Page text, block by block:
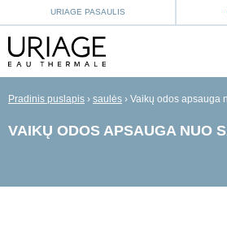
URIAGE PASAULIS
Pradinis puslapis › saulės › Vaikų odos apsauga
VAIKŲ ODOS APSAUGA NUO